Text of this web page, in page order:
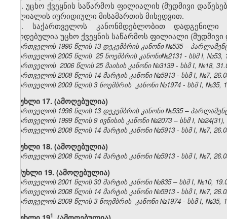
5. უცხო ქვეყნის საწარმოს ფილიალის (მუდმივი
ფილიალის იურიდიული მისამართის მიხედვით.
6. საქართველოს კანონმდებლობით დადგენილი
ვალდებულია უცხო ქვეყნის საწარმოს ფილიალი
საქართველოს 1996 წლის 13 დეკემბრის კანონი №535 –
საქართველოს 2005 წლის 25 ნოემბრის კანონი№2131 - სსმ I, №53,
საქართველოს 2006 წლის 25 მაისის კანონი №3139 - სსმ I, №18,
საქართველოს 2008 წლის 14 მარტის კანონი №5913 - სსმ I, №7,
საქართველოს 2009 წლის 3 ნოემბრის კანონი №1974 - სსმ I, №35,
მუხლი 17. (ამოღებულია)
საქართველოს 1996 წლის 13 დეკემბრის კანონი №535 –
საქართველოს 1999 წლის 9 ივნისის კანონი №2073 – სსმ I, №24(31),
საქართველოს 2008 წლის 14 მარტის კანონი №5913 - სსმ I, №7,
მუხლი 18. (ამოღებულია)
საქართველოს 2008 წლის 14 მარტის კანონი №5913 - სსმ I, №7,
მუხლი 19. (ამოღებულია)
საქართველოს 2001 წლის 30 მარტის კანონი №835 – სსმ I, №10,
საქართველოს 2008 წლის 14 მარტის კანონი №5913 - სსმ I, №7,
საქართველოს 2009 წლის 3 ნოემბრის კანონი №1974 - სსმ I, №35,
​1